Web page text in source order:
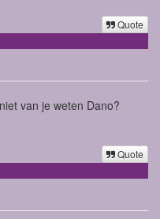
Quote
van je weten Dano?
Quote